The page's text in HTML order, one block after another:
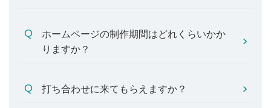
ホームページの制作期間はどれくらいかか
りますか？
打ち合わせに来てもらえますか？